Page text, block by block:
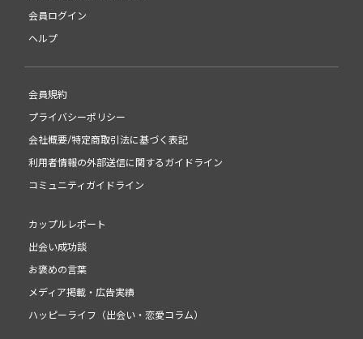
会員ログイン
ヘルプ
会員規約
プライバシーポリシー
会社概要/特定商取引法に基づく表記
利用者情報の外部送信に関するガイドライン
コミュニティガイドライン
カップルレポート
出会い成功談
お褒めの言葉
メディア掲載・広告実績
ハッピーライフ（出会い・恋愛コラム）